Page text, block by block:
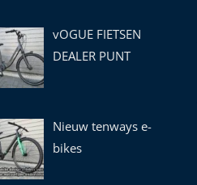
vOGUE FIETSEN
DEALER PUNT
Nieuw tenways e-
bikes